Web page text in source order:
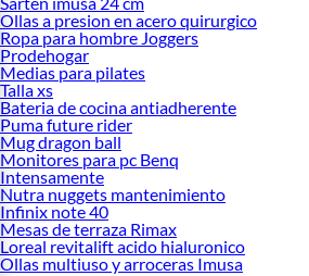
Ollas a presion en acero quirurgico
Ropa para hombre Joggers
Prodehogar
Medias para pilates
Talla xs
Bateria de cocina antiadherente
Puma future rider
Mug dragon ball
Monitores para pc Benq
Intensamente
Nutra nuggets mantenimiento
Infinix note 40
Mesas de terraza Rimax
Loreal revitalift acido hialuronico
Ollas multiuso y arroceras Imusa